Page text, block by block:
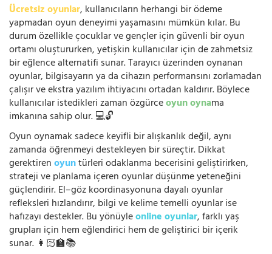
Ücretsiz oyunlar, kullanıcıların herhangi bir ödeme
yapmadan oyun deneyimi yaşamasını mümkün kılar. Bu
durum özellikle çocuklar ve gençler için güvenli bir oyun
ortamı oluştururken, yetişkin kullanıcılar için de zahmetsiz
bir eğlence alternatifi sunar. Tarayıcı üzerinden oynanan
oyunlar, bilgisayarın ya da cihazın performansını zorlamadan
çalışır ve ekstra yazılım ihtiyacını ortadan kaldırır. Böylece
kullanıcılar istedikleri zaman özgürceoyun oynama
imkanına sahip olur. 💻🔓
Oyun oynamak sadece keyifli bir alışkanlık değil, aynı
zamanda öğrenmeyi destekleyen bir süreçtir. Dikkat
gerektirenoyuntürleri odaklanma becerisini geliştirirken,
strateji ve planlama içeren oyunlar düşünme yeteneğini
güçlendirir. El–göz koordinasyonuna dayalı oyunlar
refleksleri hızlandırır, bilgi ve kelime temelli oyunlar ise
hafızayı destekler. Bu yönüyleonline oyunlar, farklı yaş
grupları için hem eğlendirici hem de geliştirici bir içerik
sunar. 👩🏻‍🏫📚